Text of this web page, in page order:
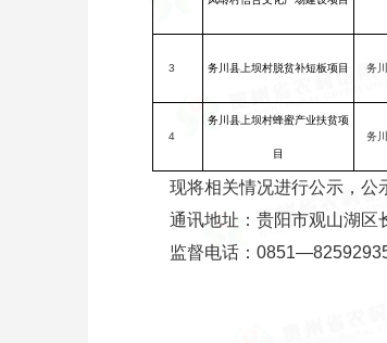
3 务川县上坝村脱贫补短板项目 务
4
务川县上坝村蜂蜜产业扶贫项
目
务
现将相关情况进行公示，公
通讯地址：贵阳市观山湖区
监督电话：